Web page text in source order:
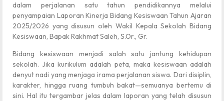
dalam perjalanan satu tahun pendidikannya melalui
penyampaian Laporan Kinerja Bidang Kesiswaan Tahun Ajaran
2025/2026 yang disusun oleh Wakil Kepala Sekolah Bidang
Kesiswaan, Bapak Rakhmat Saleh, S.Or., Gr.
Bidang kesiswaan menjadi salah satu jantung kehidupan
sekolah. Jika kurikulum adalah peta, maka kesiswaan adalah
denyut nadi yang menjaga irama perjalanan siswa. Dari disiplin,
karakter, hingga ruang tumbuh bakat—semuanya bertemu di
sini. Hal itu tergambar jelas dalam laporan yang telah disusun